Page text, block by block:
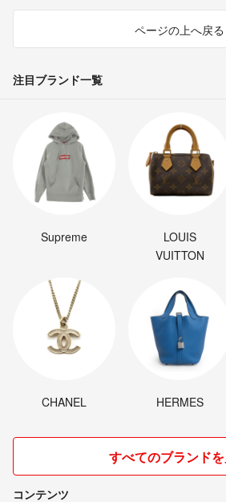
ページの上へ戻る
注目ブランド一覧
Supreme
LOUIS
VUITTON
CHANEL HERMES
すべてのブランド
コンテンツ